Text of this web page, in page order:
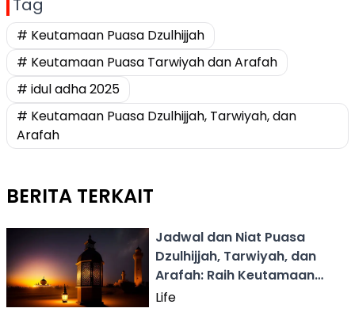
Tag
# Keutamaan Puasa Dzulhijjah
# Keutamaan Puasa Tarwiyah dan Arafah
# idul adha 2025
# Keutamaan Puasa Dzulhijjah, Tarwiyah, dan
Arafah
BERITA TERKAIT
Jadwal dan Niat Puasa
Dzulhijjah, Tarwiyah, dan
Arafah: Raih Keutamaan
Menjelang Idul Adha
Life